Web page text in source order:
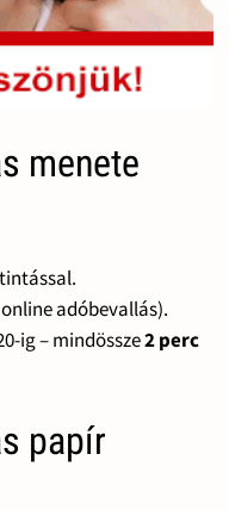
menete
adóbevallás).
ig – mindössze2 perc
papír